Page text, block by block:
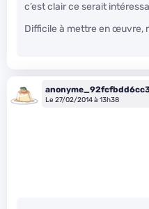
c’est clair ce serait
Difficile à mettre en œuvre,
Le 27/02/2014 à 13h38